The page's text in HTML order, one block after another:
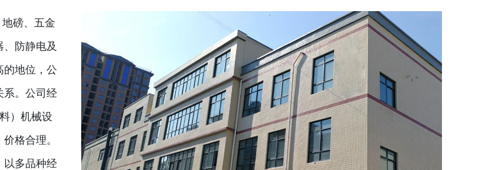
磅、五金
防静电及
的地位，公
系。公司经
）机械设
格合理。
以多品种经